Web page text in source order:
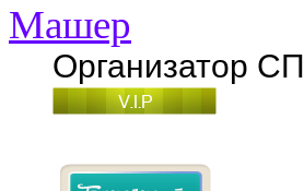
Машер
Организатор СП